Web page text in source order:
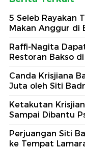
5 Seleb Rayakan
Makan Anggur di
Raffi-Nagita
Restoran Bakso
Canda Krisjiana
Juta oleh Siti
Ketakutan
Sampai Dibantu
Perjuangan Siti
ke Tempat